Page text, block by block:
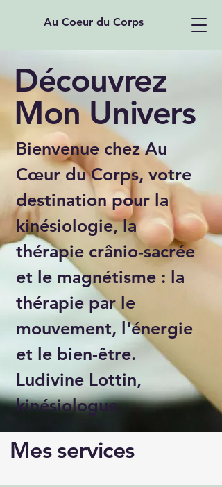
Au Coeur du Corps
Découvrez
Mon Univers
Bienvenue chez Au
Cœur du Corps, votre
destination pour la
kinésiologie, la
thérapie crânio-sacrée
et le magnétisme : la
thérapie par le
mouvement, l'énergie
et le bien-être.
Ludivine Lottin,
kinésiologue
Mes services